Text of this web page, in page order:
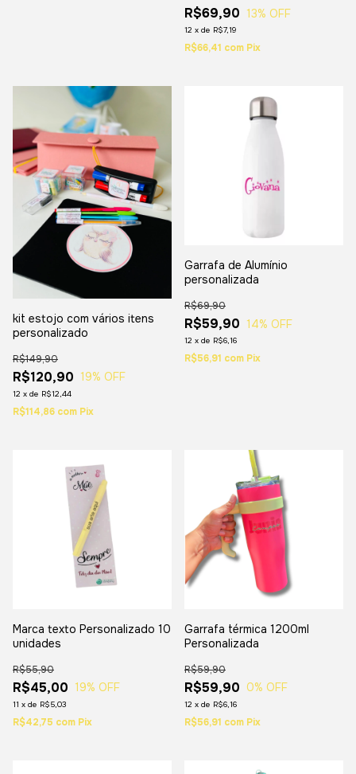
R$69,90 13% OFF
12 x de R$7,19
R$66,41 com Pix
kit estojo com vários itens
personalizado
R$120,90
R$149,90
19% OFF
12 x de R$12,44
R$114,86 com Pix
Garrafa de Alumínio
personalizada
R$59,90
R$69,90
14% OFF
12 x de R$6,16
R$56,91 com Pix
Marca texto Personalizado 10
unidades
R$45,00
R$55,90
19% OFF
11 x de R$5,03
R$42,75 com Pix
Garrafa térmica 1200ml
Personalizada
R$59,90
R$59,90
0% OFF
12 x de R$6,16
R$56,91 com Pix